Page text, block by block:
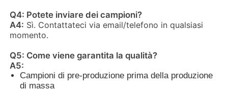
Profili da cucina in alluminio
Profili della finestra di alluminio
Profili per porte in alluminio
Q4: Potete inviare dei campioni?
A4: Sì. Contattateci via email/telefono in qualsiasi
momento.
Q5: Come viene garantita la qualità?
A5:
Campioni di pre-produzione prima della produzione
di massa